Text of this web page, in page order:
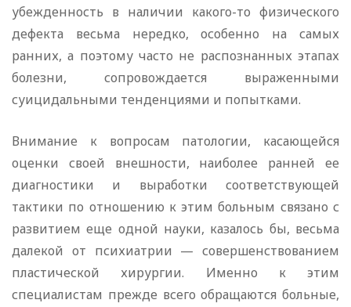
убежденность в наличии какого-то физического
дефекта весьма нередко, особенно на самых
ранних, а поэтому часто не распознанных этапах
болезни, сопровождается выраженными
суицидальными тенденциями и попытками.
Внимание к вопросам патологии, касающейся
оценки своей внешности, наиболее ранней ее
диагностики и выработки соответствующей
тактики по отношению к этим больным связано с
развитием еще одной науки, казалось бы, весьма
далекой от психиатрии — совершенствованием
пластической хирургии. Именно к этим
специалистам прежде всего обращаются больные,